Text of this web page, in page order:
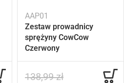
AAP01
Zestaw prowadnicy
sprężyny CowCow
Czerwony
138,99zł